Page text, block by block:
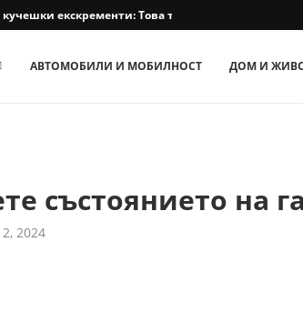
екскременти: Това трябва да знаят...
АВТОМОБИЛИ И МОБИЛНОСТ ДОМ И
състоянието на
2024